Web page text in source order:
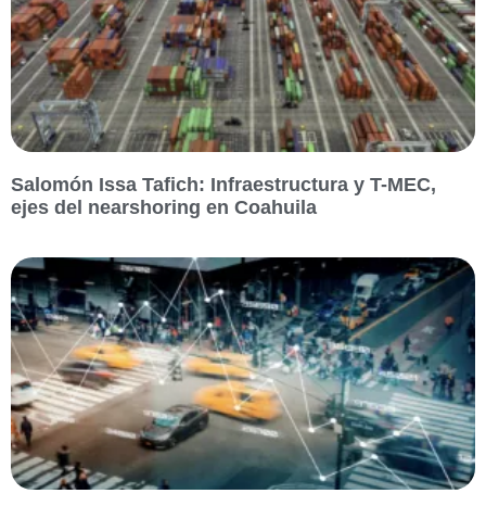
Salomón Issa Tafich: Infraestructura y T-MEC,
ejes del nearshoring en Coahuila